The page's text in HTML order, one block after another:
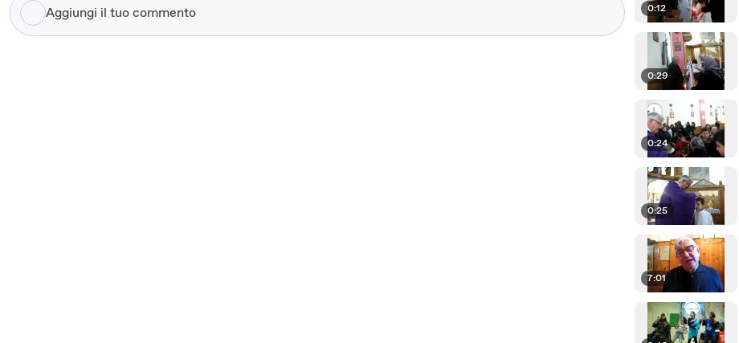
Aggiungi
il
0:12
0:29
0:24
0:25
7:01